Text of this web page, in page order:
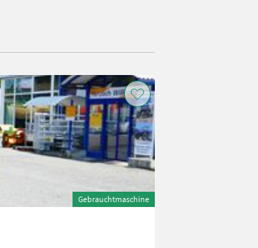
Gebrauchtmaschine